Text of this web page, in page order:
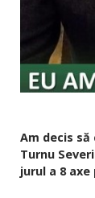
Am decis
Turnu
jurul a 8